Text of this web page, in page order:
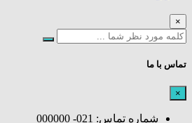
×
تماس با ما
×
شماره تماس: 021- 000000